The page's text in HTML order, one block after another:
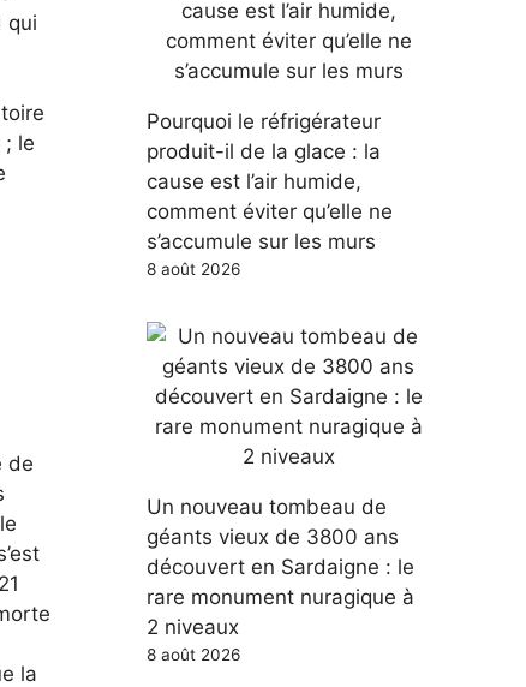
qui
; le
de
la
Pourquoi le réfrigérateur
produit-il de la glace : la
cause est l’air humide,
comment éviter qu’elle ne
s’accumule sur les murs
8 août 2026
Un nouveau tombeau de
géants vieux de 3800 ans
découvert en Sardaigne : le
rare monument nuragique à
2 niveaux
8 août 2026